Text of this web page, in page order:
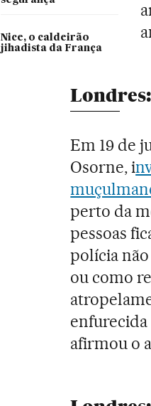
Nice, o caldeirão
jihadista da França
Em 19 de
Osorne, i
perto da
pessoas
polícia
ou como
enfurecida
afirmou o